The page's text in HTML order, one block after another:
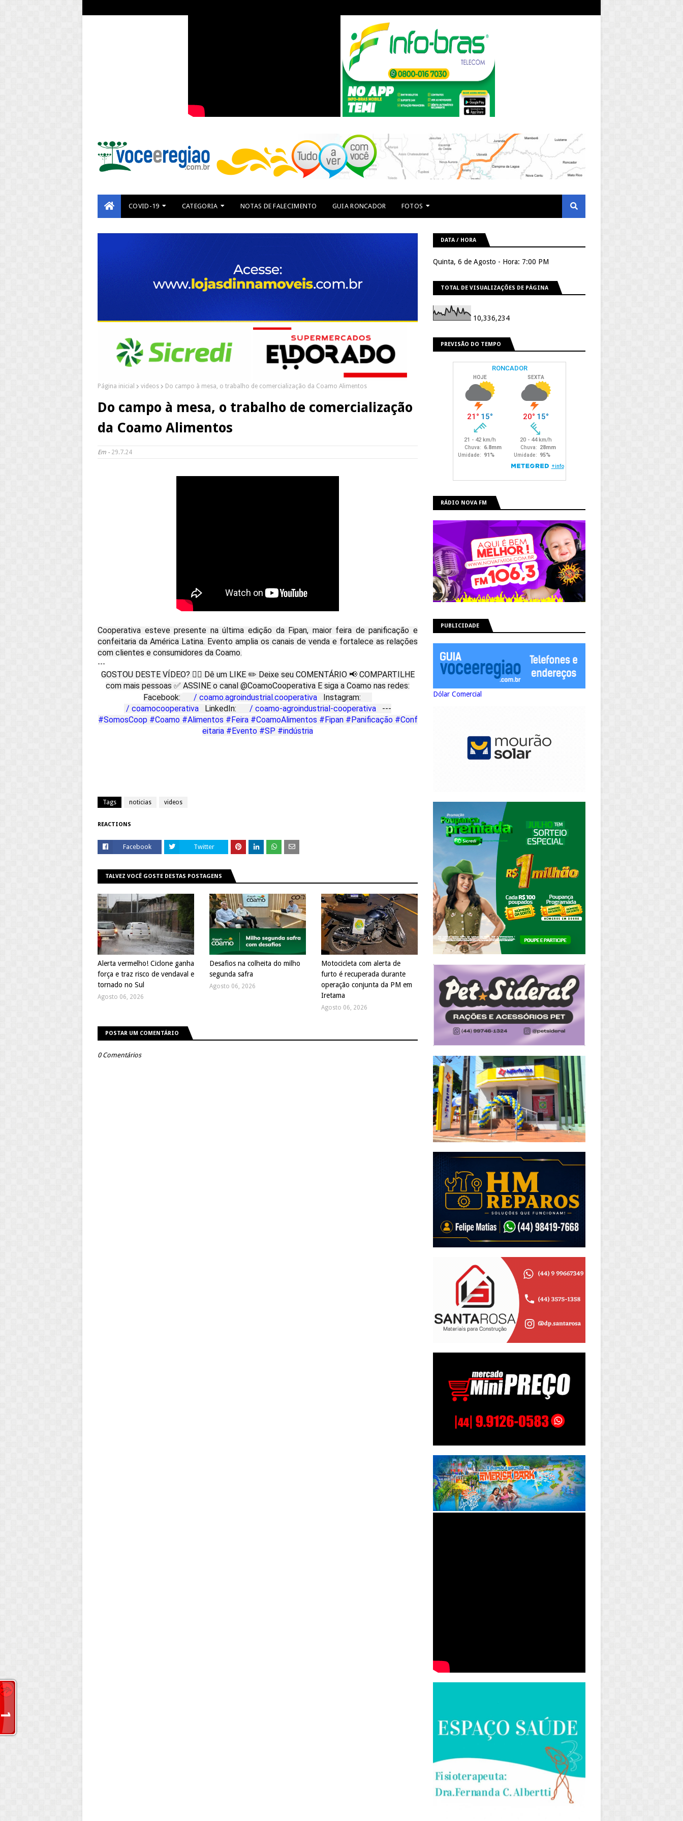
COVID-19 CATEGORIA NOTAS DE FALECIMENTO GUIA RONCADOR FOTOS
Página inicial videos Do campo à mesa, o trabalho de comercialização da Coamo Alimentos
Do campo à mesa, o trabalho de comercialização
da Coamo Alimentos
Em - 29.7.24
Cooperativa esteve presente na última edição da Fipan, maior feira de panificação e
confeitaria da América Latina. Evento amplia os canais de venda e fortalece as relações
com clientes e consumidores da Coamo.
---
GOSTOU DESTE VÍDEO? 👍🏻 Dê um LIKE ✏️ Deixe seu COMENTÁRIO 📢 COMPARTILHE
com mais pessoas ✅ ASSINE o canal @CoamoCooperativa E siga a Coamo nas redes:
Facebook:
/ coamo.agroindustrial.cooperativa
Instagram:
/ coamocooperativa
LinkedIn: / coamo-agroindustrial-cooperativa
---
#SomosCoop #Coamo #Alimentos #Feira #CoamoAlimentos #Fipan #Panificação #Conf
eitaria #Evento #SP #indústria
Tags noticias videos
REACTIONS
Facebook Twitter
TALVEZ VOCÊ GOSTE DESTAS POSTAGENS
Alerta vermelho! Ciclone ganha
força e traz risco de vendaval e
tornado no Sul
Agosto 06, 2026
Desafios na colheita do milho
segunda safra
Agosto 06, 2026
Motocicleta com alerta de
furto é recuperada durante
operação conjunta da PM em
Iretama
Agosto 06, 2026
POSTAR UM COMENTÁRIO
0 Comentários
DATA / HORA
Quinta, 6 de Agosto - Hora: 7:00 PM
TOTAL DE VISUALIZAÇÕES DE PÁGINA
10,336,234
PREVISÃO DO TEMPO
RÁDIO NOVA FM
PUBLICIDADE
Dólar Comercial